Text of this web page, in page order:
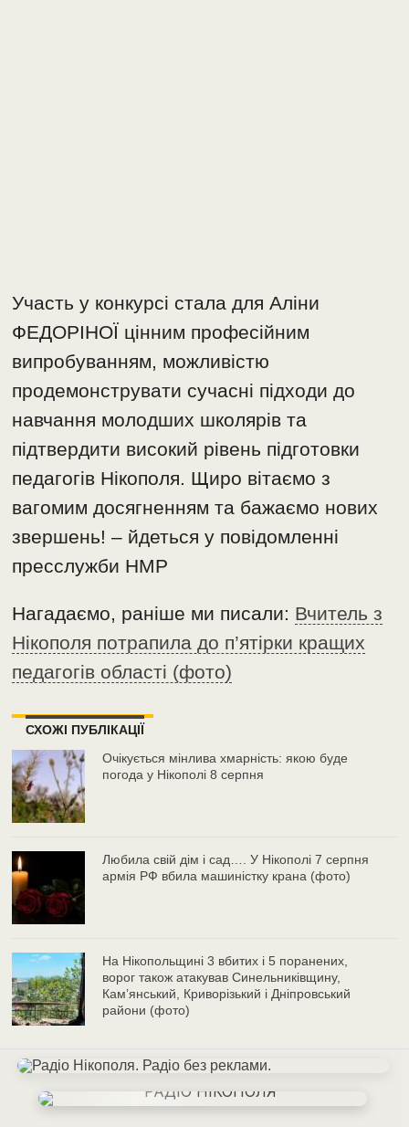
Участь у конкурсі стала для Аліни
ФЕДОРІНОЇ цінним професійним
випробуванням, можливістю
продемонструвати сучасні підходи до
навчання молодших школярів та
підтвердити високий рівень підготовки
педагогів Нікополя. Щиро вітаємо з
вагомим досягненням та бажаємо нових
звершень! – йдеться у повідомленні
пресслужби НМР
Нагадаємо, раніше ми писали: Вчитель з
Нікополя потрапила до п’ятірки кращих
педагогів області (фото)
СХОЖІ ПУБЛІКАЦІЇ
Очікується мінлива хмарність: якою буде
погода у Нікополі 8 серпня
Любила свій дім і сад…. У Нікополі 7 серпня
армія РФ вбила машиністку крана (фото)
На Нікопольщині 3 вбитих і 5 поранених,
ворог також атакував Синельниківщину,
Кам’янський, Криворізький і Дніпровський
райони (фото)